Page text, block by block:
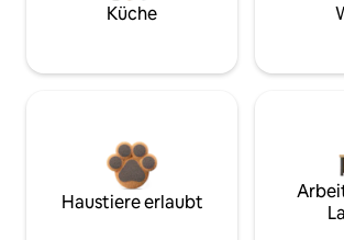
Küche
Haustiere erlaubt